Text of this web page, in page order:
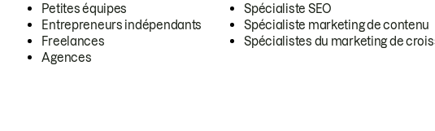
Petites équipes
Entrepreneurs indépendants
Freelances
Agences
Spécialiste SEO
Spécialiste marketing de contenu
Spécialistes du marketing de